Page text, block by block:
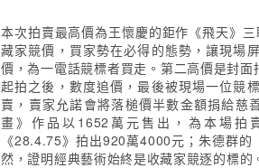
本次拍賣最高價為王懷慶的鉅作《飛天》
藏家競價，買家勢在必得的態勢，讓現場
價，為一電話競標者買走。第二高價是封
起拍之後，數度追價，最後被現場一位競
賣，賣家允諾會將落槌價半數金額捐給慈
畫》作品以1652萬元售出，為本場拍
《28.4.75》拍出920萬4000元；朱德群
然，證明經典藝術始終是收藏家競逐的標的